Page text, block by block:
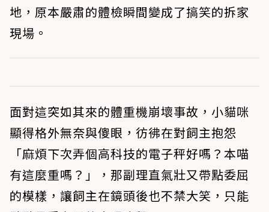
地，原本嚴肅的體檢瞬間變成了搞笑的拆家
現場。
面對這突如其來的體重機崩壞事故，小貓咪
顯得格外無奈與傻眼，彷彿在對飼主抱怨
「麻煩下次弄個高科技的電子秤好嗎？本喵
有這麼重嗎？」，那副理直氣壯又帶點委屈
的模樣，讓飼主在鏡頭後也不禁大笑，只能